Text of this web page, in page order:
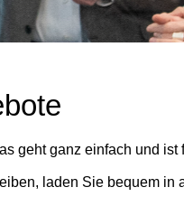
geht ganz einfach und
laden Sie bequem in